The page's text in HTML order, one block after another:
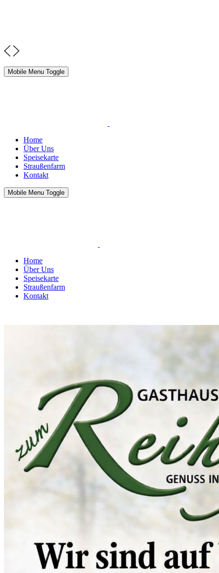
Mobile Menu Toggle
Home
Über Uns
Speisekarte
Straußenfarm
Kontakt
Mobile Menu Toggle
Home
Über Uns
Speisekarte
Straußenfarm
Kontakt